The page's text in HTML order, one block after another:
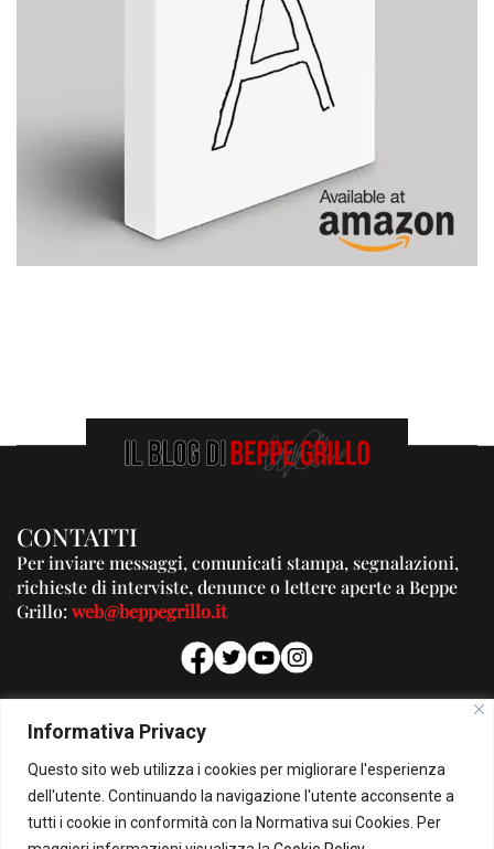
Informativa Privacy
Questo sito web utilizza i cookies per migliorare l'esperienza
dell'utente. Continuando la navigazione l'utente acconsente a
tutti i cookie in conformità con la Normativa sui Cookies. Per
CONTATTI
Per inviare messaggi, comunicati stampa, segnalazioni,
richieste di interviste, denunce o lettere aperte a Beppe
Grillo:web@beppegrillo.it
PUBBLICITA'
Per la tua pubblicità su questo Blog:
pubblicita@beppegrillo.it